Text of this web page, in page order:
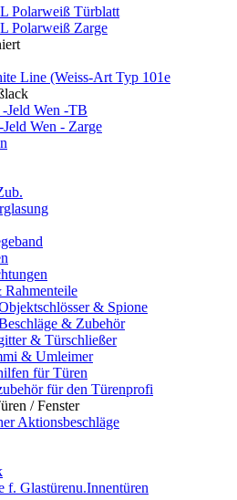
Polarweiß Türblatt
Polarweiß Zarge
Line (Weiss-Art Typ 101e
Jeld Wen -TB
Wen - Zarge
Rahmenteile
& Spione
& Zubehör
& Türschließer
& Umleimer
für Türen
für den Türenprofi
/ Fenster
Aktionsbeschläge
f. Glastürenu.Innentüren